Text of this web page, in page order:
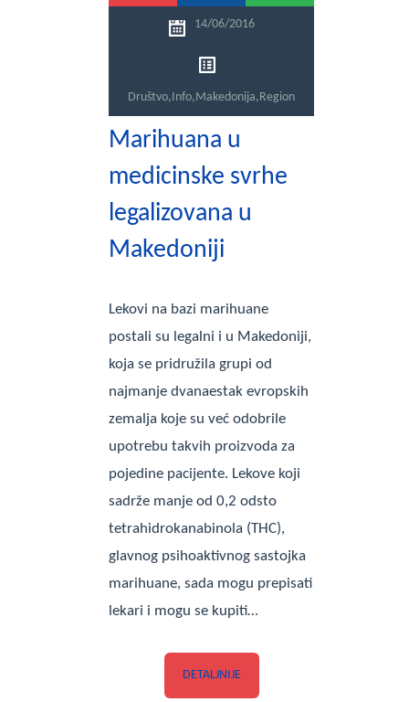
14/06/2016
Društvo,Info,Makedonija,Region
Marihuana u
medicinske svrhe
legalizovana u
Makedoniji
Lekovi na bazi marihuane
postali su legalni i u Makedoniji,
koja se pridružila grupi od
najmanje dvanaestak evropskih
zemalja koje su već odobrile
upotrebu takvih proizvoda za
pojedine pacijente. Lekove koji
sadrže manje od 0,2 odsto
tetrahidrokanabinola (THC),
glavnog psihoaktivnog sastojka
marihuane, sada mogu prepisati
lekari i mogu se kupiti…
DETALJNIJE